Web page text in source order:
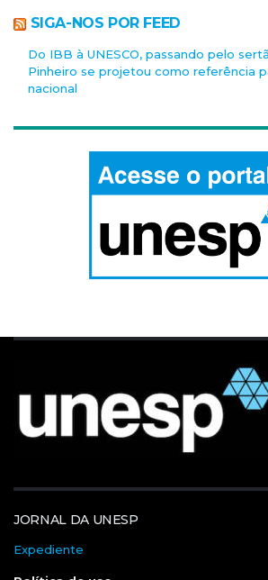
SIGA-NOS POR FEED
Do IBB à UNESCO, passando pelo
Pinheiro se projetou como referência
nacional
JORNAL DA UNESP
Expediente